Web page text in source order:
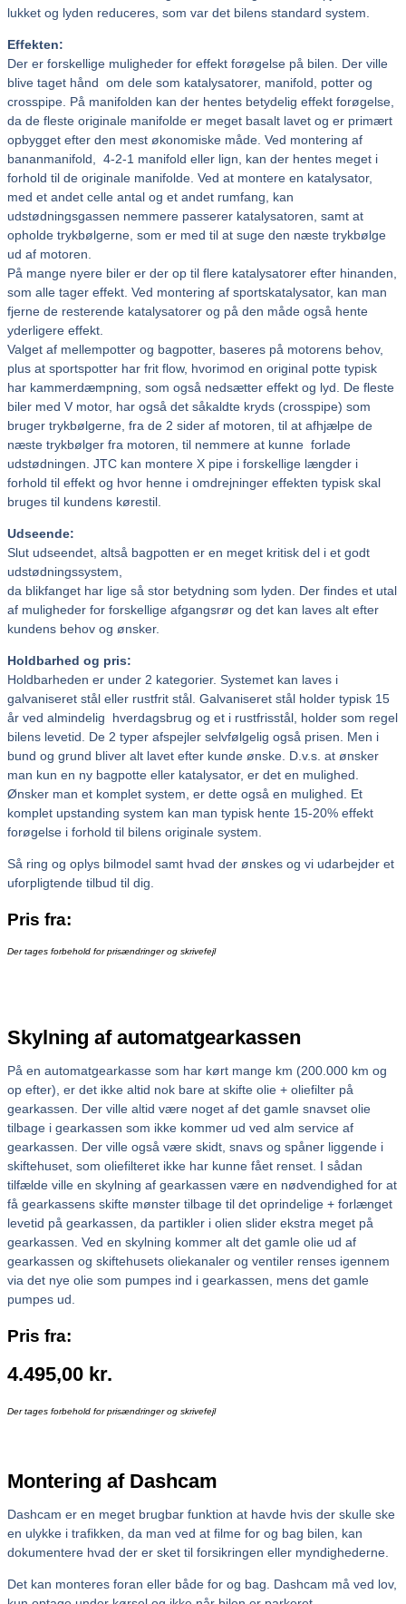
lukket og lyden reduceres, som var det bilens standard system.
Effekten:
Der er forskellige muligheder for effekt forøgelse på bilen. Der ville
blive taget hånd om dele som katalysatorer, manifold, potter og
crosspipe. På manifolden kan der hentes betydelig effekt forøgelse,
da de fleste originale manifolde er meget basalt lavet og er primært
opbygget efter den mest økonomiske måde. Ved montering af
bananmanifold, 4-2-1 manifold eller lign, kan der hentes meget i
forhold til de originale manifolde. Ved at montere en katalysator,
med et andet celle antal og et andet rumfang, kan
udstødningsgassen nemmere passerer katalysatoren, samt at
opholde trykbølgerne, som er med til at suge den næste trykbølge
ud af motoren.
På mange nyere biler er der op til flere katalysatorer efter hinanden,
som alle tager effekt. Ved montering af sportskatalysator, kan man
fjerne de resterende katalysatorer og på den måde også hente
yderligere effekt.
Valget af mellempotter og bagpotter, baseres på motorens behov,
plus at sportspotter har frit flow, hvorimod en original potte typisk
har kammerdæmpning, som også nedsætter effekt og lyd. De fleste
biler med V motor, har også det såkaldte kryds (crosspipe) som
bruger trykbølgerne, fra de 2 sider af motoren, til at afhjælpe de
næste trykbølger fra motoren, til nemmere at kunne forlade
udstødningen. JTC kan montere X pipe i forskellige længder i
forhold til effekt og hvor henne i omdrejninger effekten typisk skal
bruges til kundens kørestil.
Udseende:
Slut udseendet, altså bagpotten er en meget kritisk del i et godt
udstødningssystem,
da blikfanget har lige så stor betydning som lyden. Der findes et utal
af muligheder for forskellige afgangsrør og det kan laves alt efter
kundens behov og ønsker.
Holdbarhed og pris:
Holdbarheden er under 2 kategorier. Systemet kan laves i
galvaniseret stål eller rustfrit stål. Galvaniseret stål holder typisk 15
år ved almindelig hverdagsbrug og et i rustfrisstål, holder som regel
bilens levetid. De 2 typer afspejler selvfølgelig også prisen. Men i
bund og grund bliver alt lavet efter kunde ønske. D.v.s. at ønsker
man kun en ny bagpotte eller katalysator, er det en mulighed.
Ønsker man et komplet system, er dette også en mulighed. Et
komplet upstanding system kan man typisk hente 15-20% effekt
forøgelse i forhold til bilens originale system.
Så ring og oplys bilmodel samt hvad der ønskes og vi udarbejder et
uforpligtende tilbud til dig.
Pris fra:
Der tages forbehold for prisændringer og skrivefejl
Skylning af automatgearkassen
På en automatgearkasse som har kørt mange km (200.000 km og
op efter), er det ikke altid nok bare at skifte olie + oliefilter på
gearkassen. Der ville altid være noget af det gamle snavset olie
tilbage i gearkassen som ikke kommer ud ved alm service af
gearkassen. Der ville også være skidt, snavs og spåner liggende i
skiftehuset, som oliefilteret ikke har kunne fået renset. I sådan
tilfælde ville en skylning af gearkassen være en nødvendighed for at
få gearkassens skifte mønster tilbage til det oprindelige + forlænget
levetid på gearkassen, da partikler i olien slider ekstra meget på
gearkassen. Ved en skylning kommer alt det gamle olie ud af
gearkassen og skiftehusets oliekanaler og ventiler renses igennem
via det nye olie som pumpes ind i gearkassen, mens det gamle
pumpes ud.
Pris fra:
4.495,00 kr.
Der tages forbehold for prisændringer og skrivefejl
Montering af Dashcam
Dashcam er en meget brugbar funktion at havde hvis der skulle ske
en ulykke i trafikken, da man ved at filme for og bag bilen, kan
dokumentere hvad der er sket til forsikringen eller myndighederne.
Det kan monteres foran eller både for og bag. Dashcam må ved lov,